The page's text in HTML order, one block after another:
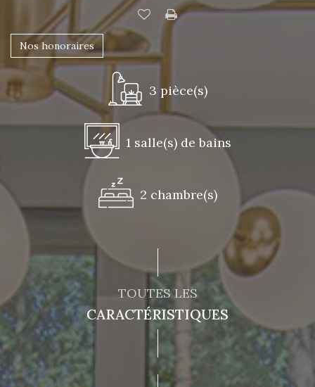
Nos honoraires
3 pièce(s)
1 salle(s) de bains
2 chambre(s)
TOUTES LES
CARACTÉRISTIQUES